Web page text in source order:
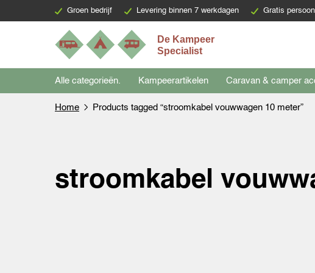
Groen bedrijf Levering binnen 7 werkdagen Gratis
Alle categorieën. Kampeerartikelen Caravan & camper
Home Products tagged “stroomkabel vouwwagen 10 meter”
stroomkabel